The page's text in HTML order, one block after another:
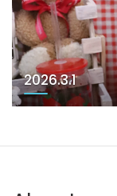
2026.3.1